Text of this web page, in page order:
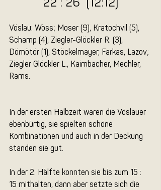
Vöslau: Wöss; Moser (9), Kratochvil (5),
Schamp (4), Ziegler-Glöckler R. (3),
Dömötör (1), Stöckelmayer, Farkas, Lazov;
Ziegler Glöckler L., Kaimbacher, Mechler,
Rams.
In der ersten Halbzeit waren die Vöslauer
ebenbürtig, sie spielten schöne
Kombinationen und auch in der Deckung
standen sie gut.
In der 2. Hälfte konnten sie bis zum 15 :
15 mithalten, dann aber setzte sich die